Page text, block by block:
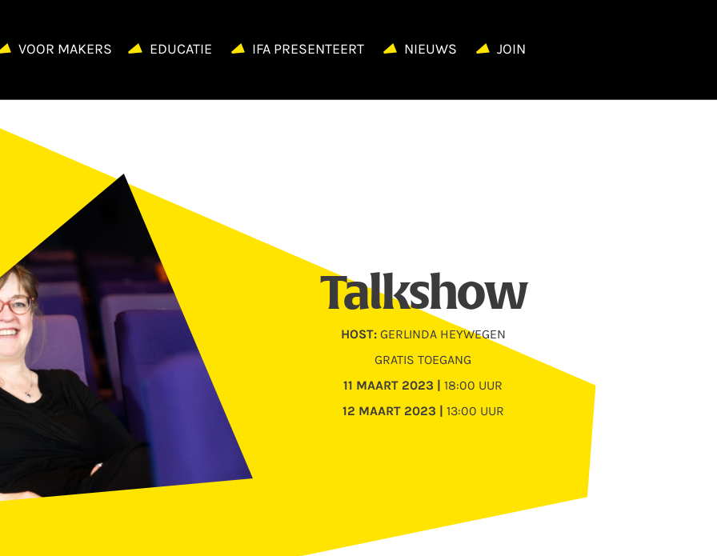
VOOR MAKERS EDUCATIE IFA PRESENTEERT NIEUWS JOIN
Talkshow
HOST: GERLINDA HEYWEGEN
GRATIS TOEGANG
11 MAART 2023 |
18:00 UUR
12 MAART 2023 | 13:00 UUR